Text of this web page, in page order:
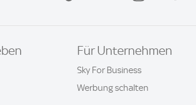
Für Unternehmen
Sky For Business
Werbung schalten